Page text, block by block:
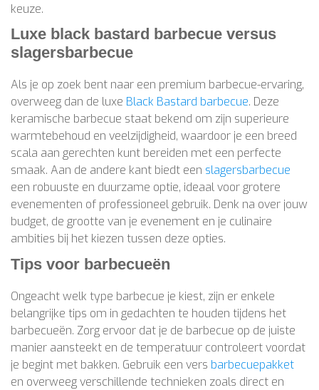
keuze.
Luxe black bastard barbecue versus
slagersbarbecue
Als je op zoek bent naar een premium barbecue-ervaring,
overweeg dan de luxe Black Bastard barbecue. Deze
keramische barbecue staat bekend om zijn superieure
warmtebehoud en veelzijdigheid, waardoor je een breed
scala aan gerechten kunt bereiden met een perfecte
smaak. Aan de andere kant biedt een slagersbarbecue
een robuuste en duurzame optie, ideaal voor grotere
evenementen of professioneel gebruik. Denk na over jouw
budget, de grootte van je evenement en je culinaire
ambities bij het kiezen tussen deze opties.
Tips voor barbecueën
Ongeacht welk type barbecue je kiest, zijn er enkele
belangrijke tips om in gedachten te houden tijdens het
barbecueën. Zorg ervoor dat je de barbecue op de juiste
manier aansteekt en de temperatuur controleert voordat
je begint met bakken. Gebruik een vers barbecuepakket
en overweeg verschillende technieken zoals direct en